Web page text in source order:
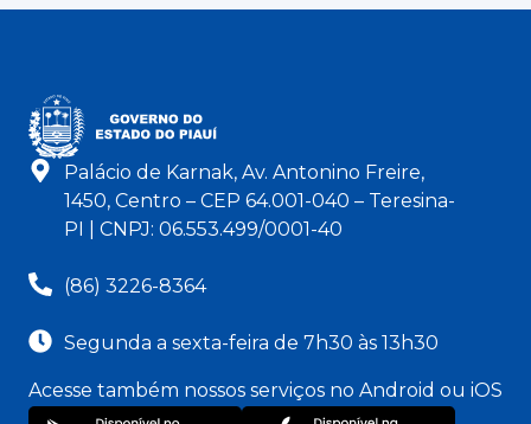
Palácio de Karnak, Av. Antonino Freire,
1450, Centro – CEP 64.001-040 – Teresina-
PI | CNPJ: 06.553.499/0001-40
(86) 3226-8364
Segunda a sexta-feira de 7h30 às 13h30
Acesse também nossos serviços no Android ou iOS